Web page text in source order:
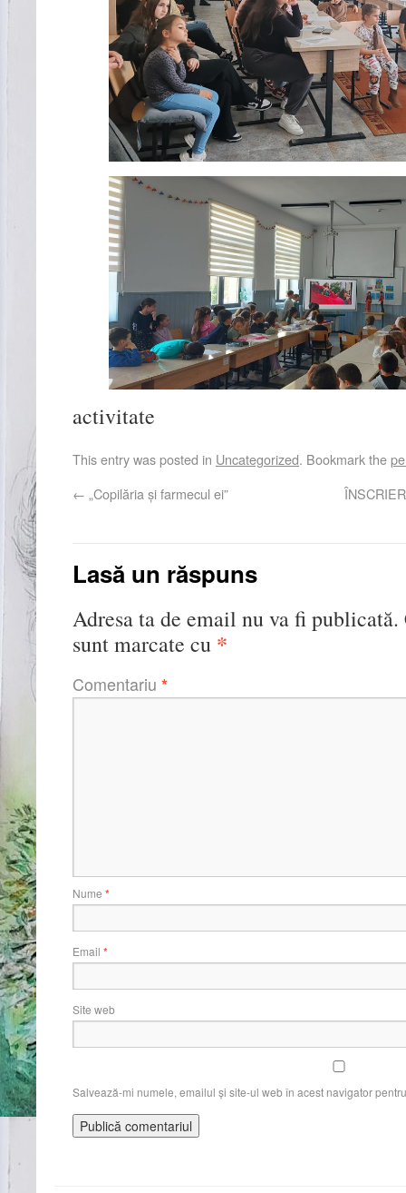
activitate
This entry was posted in Uncategorized. Bookmark the
← „Copilăria și farmecul ei”
Lasă un răspuns
Adresa ta de email nu va fi publicată.
sunt marcate cu *
Comentariu *
Nume *
Email *
Site web
Salvează-mi numele, emailul și site-ul web în acest navigator